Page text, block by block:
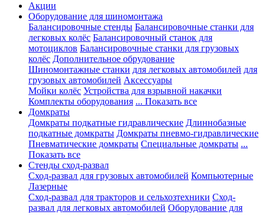
Акции
Оборудование для шиномонтажа
Балансировочные стенды Балансировочные станки для
легковых колёс Балансировочный станок для
мотоциклов Балансировочные станки для грузовых
колёс Дополнительное обрудование
Шиномонтажные станки для легковых автомобилей для
грузовых автомобилей Аксессуары
Мойки колёс Устройства для взрывной накачки
Комплекты оборудования ... Показать все
Домкраты
Домкраты подкатные гидравлические Длиннобазные
подкатные домкраты Домкраты пневмо-гидравлические
Пневматические домкраты Специальные домкраты ...
Показать все
Стенды сход-развал
Сход-развал для грузовых автомобилей Компьютерные
Лазерные
Сход-развал для тракторов и сельхозтехники Сход-
развал для легковых автомобилей Оборудование для